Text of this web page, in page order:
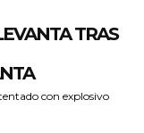
TRAS
con explosivo